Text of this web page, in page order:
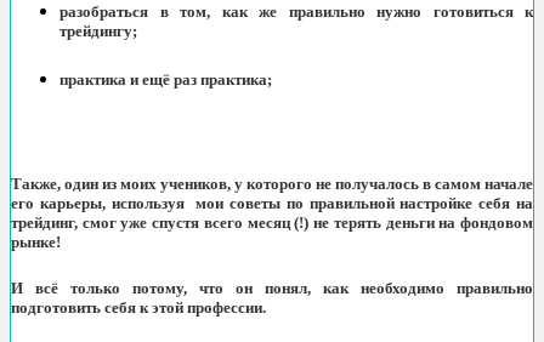
разобраться в том, как же правильно нужно готовиться к
трейдингу;
практика и ещё раз практика;
Также, один из моих учеников, у которого не получалось в самом начале
его карьеры, используя мои советы по правильной настройке себя на
трейдинг, смог уже спустя всего месяц (!) не терять деньги на фондовом
рынке!
И всё только потому, что он понял, как необходимо правильно
подготовить себя к этой профессии.